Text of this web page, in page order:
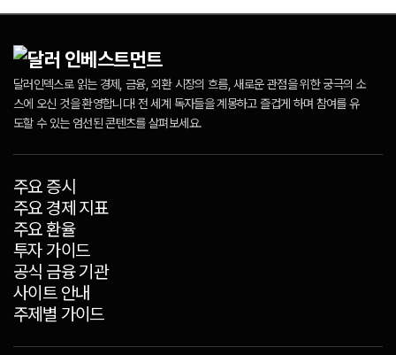
달러인덱스로 읽는 경제, 금융, 외환 시장의 흐름, 새로운 관점을 위한 궁극의 소
스에 오신 것을 환영합니다! 전 세계 독자들을 계몽하고 즐겁게 하며 참여를 유
도할 수 있는 엄선된 콘텐츠를 살펴보세요.
주요 증시
주요 경제 지표
주요 환율
투자 가이드
공식 금융 기관
사이트 안내
주제별 가이드